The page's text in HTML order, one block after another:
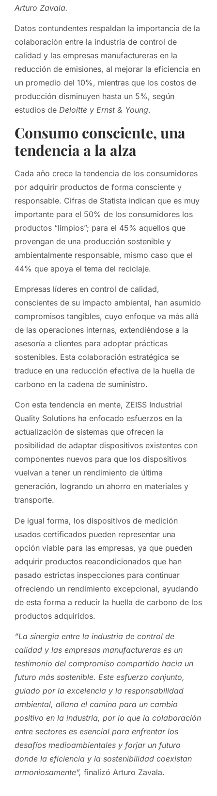
Arturo Zavala.
Datos contundentes respaldan la importancia de la
colaboración entre la industria de control de
calidad y las empresas manufactureras en la
reducción de emisiones, al mejorar la eficiencia en
un promedio del 10%, mientras que los costos de
producción disminuyen hasta un 5%, según
estudios de Deloitte y Ernst & Young.
Consumo consciente, una
tendencia a la alza
Cada año crece la tendencia de los consumidores
por adquirir productos de forma consciente y
responsable. Cifras de Statista indican que es muy
importante para el 50% de los consumidores los
productos “limpios”; para el 45% aquellos que
provengan de una producción sostenible y
ambientalmente responsable, mismo caso que el
44% que apoya el tema del reciclaje.
Empresas líderes en control de calidad,
conscientes de su impacto ambiental, han asumido
compromisos tangibles, cuyo enfoque va más allá
de las operaciones internas, extendiéndose a la
asesoría a clientes para adoptar prácticas
sostenibles. Esta colaboración estratégica se
traduce en una reducción efectiva de la huella de
carbono en la cadena de suministro.
Con esta tendencia en mente, ZEISS Industrial
Quality Solutions ha enfocado esfuerzos en la
actualización de sistemas que ofrecen la
posibilidad de adaptar dispositivos existentes con
componentes nuevos para que los dispositivos
vuelvan a tener un rendimiento de última
generación, logrando un ahorro en materiales y
transporte.
De igual forma, los dispositivos de medición
usados certificados pueden representar una
opción viable para las empresas, ya que pueden
adquirir productos reacondicionados que han
pasado estrictas inspecciones para continuar
ofreciendo un rendimiento excepcional, ayudando
de esta forma a reducir la huella de carbono de los
productos adquiridos.
“La sinergia entre la industria de control de
calidad y las empresas manufactureras es un
testimonio del compromiso compartido hacia un
futuro más sostenible. Este esfuerzo conjunto,
guiado por la excelencia y la responsabilidad
ambiental, allana el camino para un cambio
positivo en la industria, por lo que la colaboración
entre sectores es esencial para enfrentar los
desafíos medioambientales y forjar un futuro
donde la eficiencia y la sostenibilidad coexistan
armoniosamente”, finalizó Arturo Zavala.